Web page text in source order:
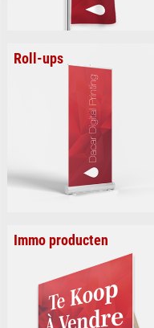
Roll-ups
Immo producten